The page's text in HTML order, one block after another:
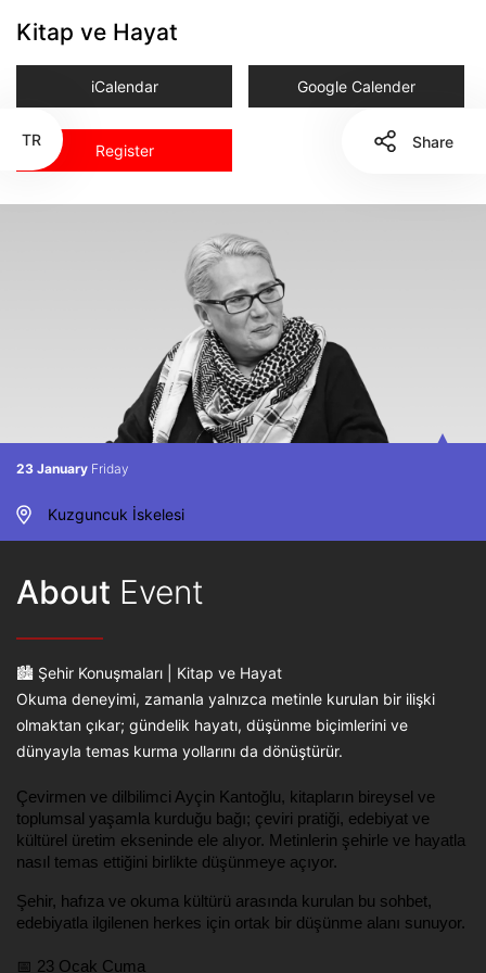
Kitap ve Hayat
iCalendar Google Calender
Register
23 January Friday
Kuzguncuk İskelesi
About Event
🏙 Şehir Konuşmaları | Kitap ve Hayat
Okuma deneyimi, zamanla yalnızca metinle kurulan bir ilişki
olmaktan çıkar; gündelik hayatı, düşünme biçimlerini ve
dünyayla temas kurma yollarını da dönüştürür.
Çevirmen ve dilbilimci Ayçin Kantoğlu, kitapların bireysel ve
toplumsal yaşamla kurduğu bağı; çeviri pratiği, edebiyat ve
kültürel üretim ekseninde ele alıyor. Metinlerin şehirle ve hayatla
nasıl temas ettiğini birlikte düşünmeye açıyor.
Şehir, hafıza ve okuma kültürü arasında kurulan bu sohbet,
edebiyatla ilgilenen herkes için ortak bir düşünme alanı sunuyor.
📅 23 Ocak Cuma
Share
TR